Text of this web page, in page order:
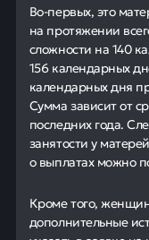
Во-первых, это
на протяжении
сложности на 140
156 календарных
календарных дня
Сумма зависит от
последних года.
занятости у
о выплатах можно
Кроме того,
дополнительные